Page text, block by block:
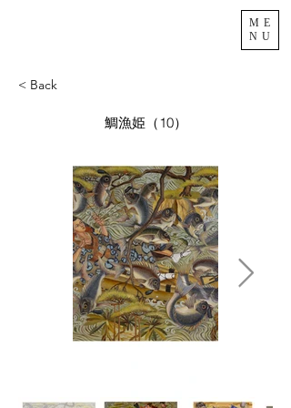
ME
NU
鯛漁姫（10）
< Back